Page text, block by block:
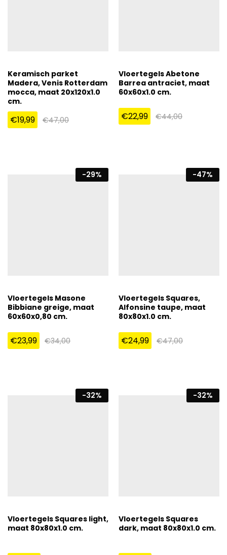
Keramisch parket
Madera, Venis Rotterdam
mocca, maat 20x120x1.0
cm.
€19,99 €47,00
Vloertegels Abetone
Barrea antraciet, maat
60x60x1.0 cm.
€22,99 €44,00
-29%
Vloertegels Masone
Bibbiane greige, maat
60x60x0,80 cm.
€23,99 €34,00
-47%
Vloertegels Squares,
Alfonsine taupe, maat
80x80x1.0 cm.
€24,99 €47,00
-32%
Vloertegels Squares light,
maat 80x80x1.0 cm.
-32%
Vloertegels Squares
dark, maat 80x80x1.0 cm.